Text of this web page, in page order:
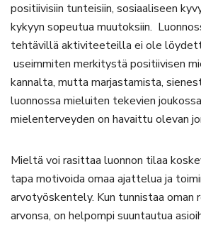
positiivisiin tunteisiin, sosiaaliseen
kykyyn sopeutua muutoksiin.
tehtävillä aktiviteeteilla ei ole
useimmiten merkitystä positiivisen
kannalta, mutta marjastamista,
luonnossa mieluiten tekevien
mielenterveyden on havaittu olevan
Mieltä voi rasittaa luonnon tilaa
tapa motivoida omaa ajattelua ja
arvotyöskentely. Kun tunnistaa oman
arvonsa, on helpompi suuntautua